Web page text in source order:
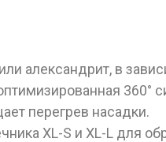
александрит, в
360°
перегрев насадки.
XL-S и XL-L для